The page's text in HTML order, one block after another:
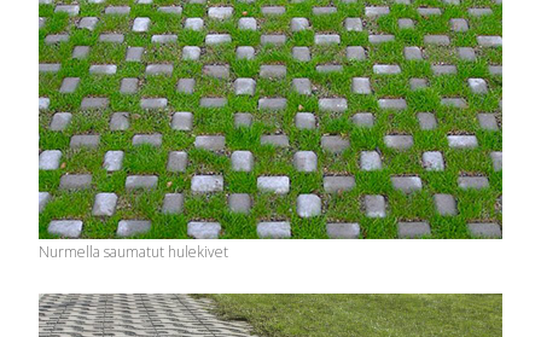
Nurmella saumatut hulekivet